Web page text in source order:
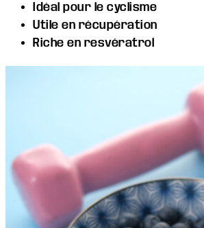
Idéal pour le cyclisme
Utile en récupération
Riche en resvératrol